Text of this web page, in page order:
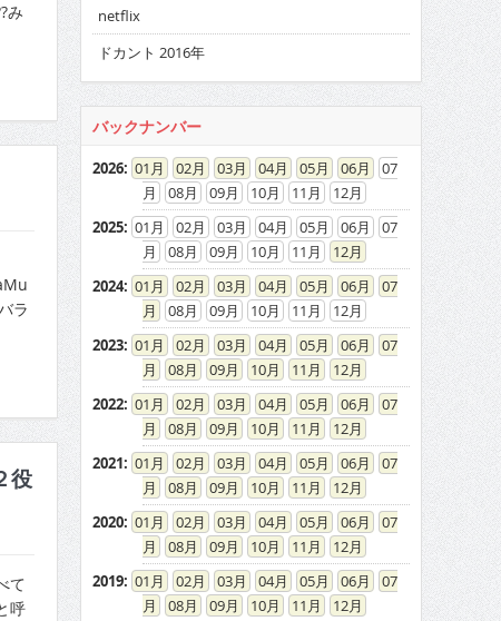
み
ラ
役
て
呼
netflix
ドカント 2016年
バックナンバー
2026: 01 02 03 04 05 06
07
08
09 10 11
12
2025: 01 02 03 04 05 06
07
08
09 10 11
12
2024: 01 02 03 04 05 06
07
08
09 10 11
12
2023: 01 02 03 04 05 06
07
08
09 10 11
12
2022: 01 02 03 04 05 06
07
08
09 10 11
12
2021: 01 02 03 04 05 06
07
08
09 10 11
12
2020: 01 02 03 04 05 06
07
08
09 10 11
12
2019: 01 02 03 04 05 06
07
08
09 10 11
12